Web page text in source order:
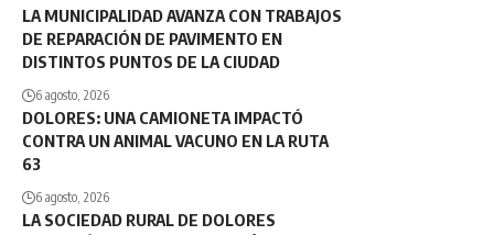
LA MUNICIPALIDAD AVANZA CON TRABAJOS
DE REPARACIÓN DE PAVIMENTO EN
DISTINTOS PUNTOS DE LA CIUDAD
6 agosto, 2026
DOLORES: UNA CAMIONETA IMPACTÓ
CONTRA UN ANIMAL VACUNO EN LA RUTA
63
6 agosto, 2026
LA SOCIEDAD RURAL DE DOLORES